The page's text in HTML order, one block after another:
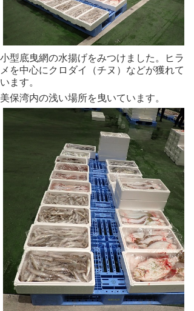
小型底曳網の水揚げをみつけました。ヒラ
メを中心にクロダイ（チヌ）などが獲れて
います。
美保湾内の浅い場所を曳いています。